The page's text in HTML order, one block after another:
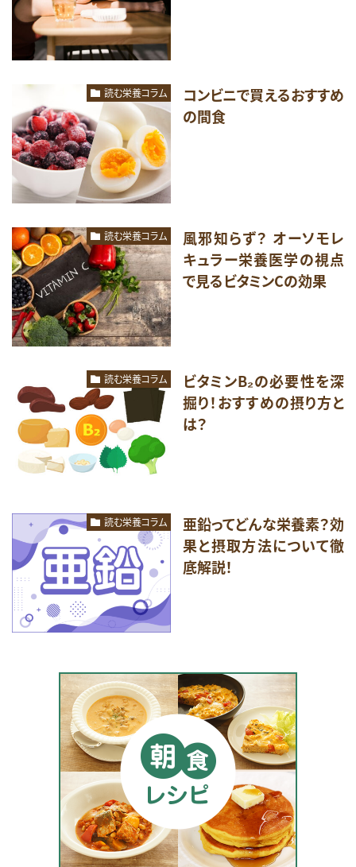
読む栄養コラム
コンビニで買えるおすすめ
の間食
読む栄養コラム
風邪知らず？ オーソモレ
キュラー栄養医学の視点
で見るビタミンCの効果
読む栄養コラム
ビタミンB₂の必要性を深
掘り！おすすめの摂り方と
は？
読む栄養コラム
亜鉛ってどんな栄養素？効
果と摂取方法について徹
底解説！